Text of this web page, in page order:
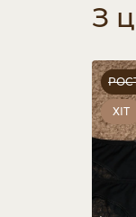
З
ХІТ